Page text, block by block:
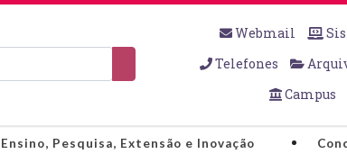
Webmail
Telefones
Campus
Ensino, Pesquisa, Extensão e Inovação